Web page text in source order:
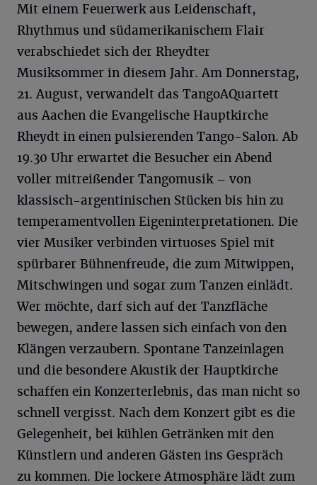
Mit einem Feuerwerk aus Leidenschaft,
Rhythmus und südamerikanischem Flair
verabschiedet sich der Rheydter
Musiksommer in diesem Jahr. Am Donnerstag,
21. August, verwandelt das TangoAQuartett
aus Aachen die Evangelische Hauptkirche
Rheydt in einen pulsierenden Tango-Salon. Ab
19.30 Uhr erwartet die Besucher ein Abend
voller mitreißender Tangomusik – von
klassisch-argentinischen Stücken bis hin zu
temperamentvollen Eigeninterpretationen. Die
vier Musiker verbinden virtuoses Spiel mit
spürbarer Bühnenfreude, die zum Mitwippen,
Mitschwingen und sogar zum Tanzen einlädt.
Wer möchte, darf sich auf der Tanzfläche
bewegen, andere lassen sich einfach von den
Klängen verzaubern. Spontane Tanzeinlagen
und die besondere Akustik der Hauptkirche
schaffen ein Konzerterlebnis, das man nicht so
schnell vergisst. Nach dem Konzert gibt es die
Gelegenheit, bei kühlen Getränken mit den
Künstlern und anderen Gästen ins Gespräch
zu kommen. Die lockere Atmosphäre lädt zum